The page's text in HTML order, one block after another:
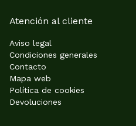
Atención al cliente
Aviso legal
Condiciones generales
Contacto
Mapa web
Política de cookies
Devoluciones